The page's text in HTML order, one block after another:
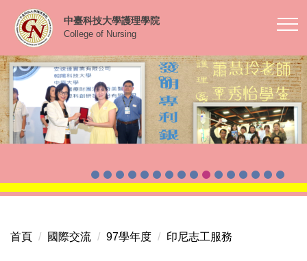
到
要
內
容
區
中臺科技大學護理學院
College of Nursing
首頁 國際交流 97學年度 印尼志工服務